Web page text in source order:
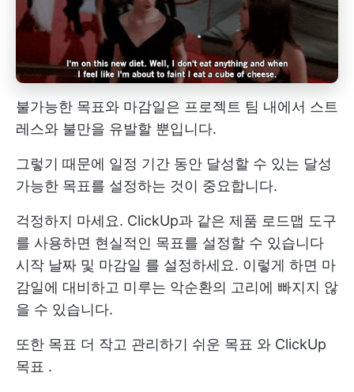
불가능한 목표와 마감일은 프로젝트 팀 내에서 스트
레스와 불만을 유발할 뿐입니다.
그렇기 때문에 일정 기간 동안 달성할 수 있는 달성
가능한 목표를 설정하는 것이 중요합니다.
걱정하지 마세요. ClickUp과 같은 제품 로드맵 도구
를 사용하면 현실적인 목표를 설정할 수 있습니다
시작 날짜 및 마감일 를 설정하세요. 이렇게 하면 마
감일에 대비하고 미루는 악순환의 고리에 빠지지 않
을 수 있습니다.
또한 목표 더 작고 관리하기 쉬운 목표 와 ClickUp
목표 .